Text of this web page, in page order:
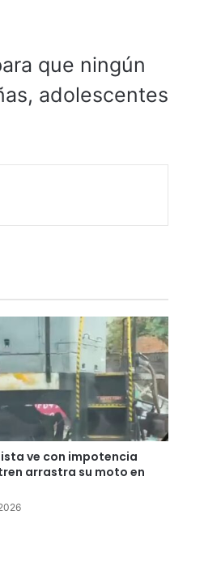
que ningún
adolescentes
ve con impotencia
arrastra su moto en